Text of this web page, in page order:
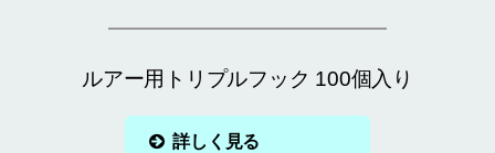
ルアー用トリプルフック 100個入り
詳しく見る